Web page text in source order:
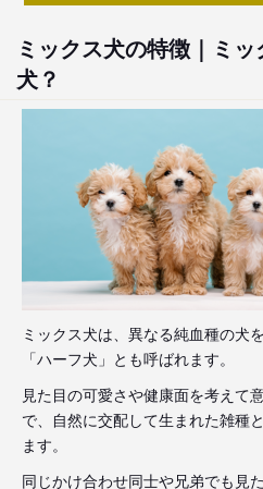
ミックス犬の特徴｜ミ
犬？
ミックス犬は、異なる純血種の犬
「ハーフ犬」とも呼ばれます。
見た目の可愛さや健康面を考えて
で、自然に交配して生まれた雑種
ます。
同じかけ合わせ同士や兄弟でも見